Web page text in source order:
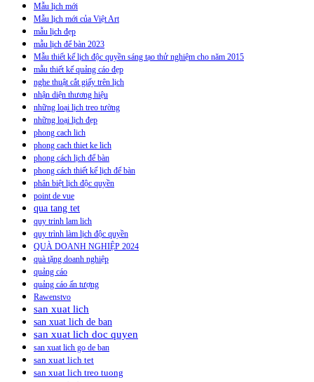
Mẫu lịch mới
Mẫu lịch mới của Việt Art
mẫu lịch đẹp
mẫu lịch để bàn 2023
Mẫu thiết kế lịch độc quyền sáng tạo thử nghiệm cho năm 2015
mẫu thiết kế quảng cáo đẹp
nghe thuật cắt giấy trên lịch
nhận diện thương hiệu
những loại lịch treo tường
những loại lịch đẹp
phong cach lich
phong cach thiet ke lich
phong cách lịch để bàn
phong cách thiết kế lịch để bàn
phân biệt lịch độc quyền
point de vue
qua tang tet
quy trinh lam lich
quy trình làm lịch độc quyền
QUÀ DOANH NGHIỆP 2024
quà tặng doanh nghiệp
quảng cáo
quảng cáo ấn tượng
Rawenstvo
san xuat lich
san xuat lich de ban
san xuat lich doc quyen
san xuat lich go de ban
san xuat lich tet
san xuat lich treo tuong